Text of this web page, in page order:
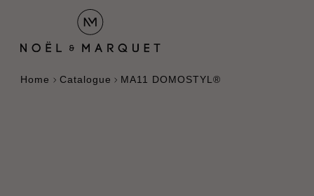
Home Catalogue MA11 DOMOSTYL®